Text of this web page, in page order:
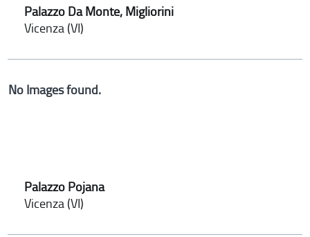
Palazzo Da Monte, Migliorini
Vicenza (VI)
No Images found.
Palazzo Pojana
Vicenza (VI)